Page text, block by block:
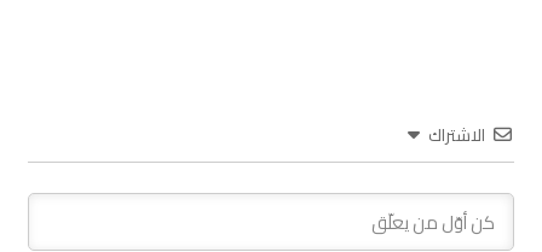
الاشتراك